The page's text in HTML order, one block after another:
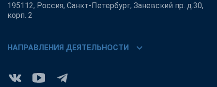
195112, Россия, Санкт-Петербург, Заневский пр. д.30,
корп. 2
НАПРАВЛЕНИЯ ДЕЯТЕЛЬНОСТИ chevron_right